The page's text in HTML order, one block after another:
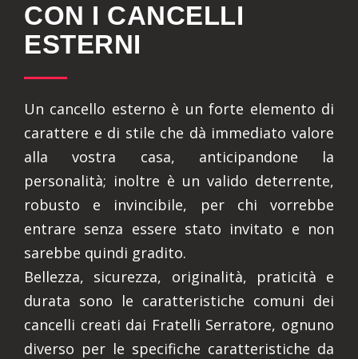
CON I CANCELLI
ESTERNI
Un cancello esterno è un forte elemento di
carattere e di stile che dà immediato valore
alla vostra casa, anticipandone la
personalità; inoltre è un valido deterrente,
robusto e invincibile, per chi vorrebbe
entrare senza essere stato invitato e non
sarebbe quindi gradito.
Bellezza, sicurezza, originalità, praticità e
durata sono le caratteristiche comuni dei
cancelli creati dai Fratelli Serratore, ognuno
diverso per le specifiche caratteristiche da